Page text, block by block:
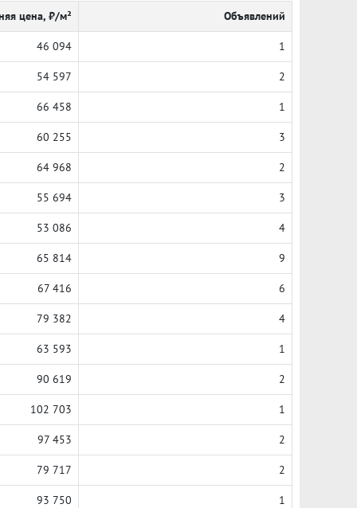
цена, ₽/м² Объявлений
46 094 1
54 597 2
66 458 1
60 255 3
64 968 2
55 694 3
53 086 4
65 814 9
67 416 6
79 382 4
63 593 1
90 619 2
102 703 1
97 453 2
79 717 2
93 750 1